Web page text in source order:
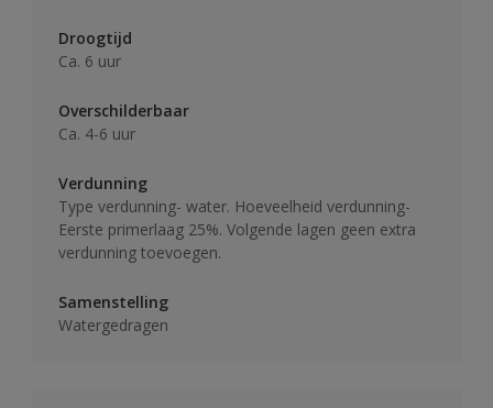
Droogtijd
Ca. 6 uur
Overschilderbaar
Ca. 4-6 uur
Verdunning
Type verdunning- water. Hoeveelheid verdunning-
Eerste primerlaag 25%. Volgende lagen geen extra
verdunning toevoegen.
Samenstelling
Watergedragen